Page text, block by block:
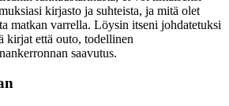
kirjasto ja suhteista, ja mitä olet
matkan varrella. Löysin itseni johdatetuksi
kirjat että outo, todellinen
saavutus.